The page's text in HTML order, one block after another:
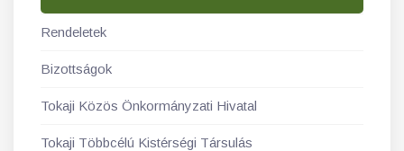
Rendeletek
Bizottságok
Tokaji Közös Önkormányzati Hivatal
Tokaji Többcélú Kistérségi Társulás